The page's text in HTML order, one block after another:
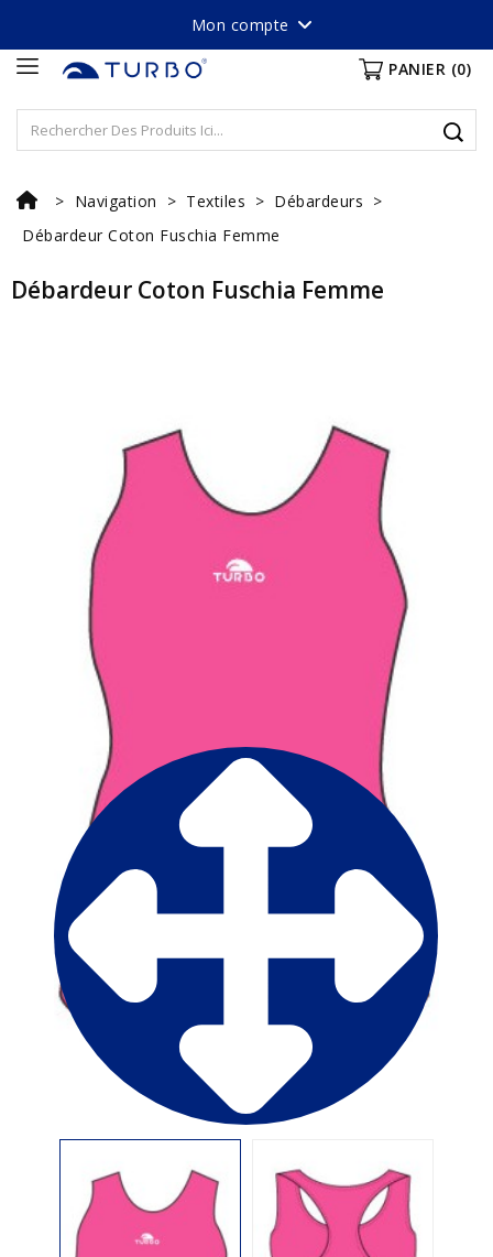
Mon compte
PANIER (0)
Navigation Textiles
Débardeurs
Débardeur Coton Fuschia Femme
Débardeur Coton Fuschia Femme